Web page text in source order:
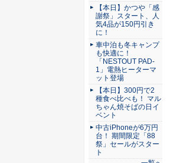
【本日】かつや「感
謝祭」スタート、人
気4品が150円引き
に！
車中泊も冬キャンプ
も快適に！
「NESTOUT PAD-
1」電熱ヒーターマ
ット登場
【本日】300円で2
種食べ比べも！ マル
ちゃん焼そばの日イ
ベント
中古iPhoneが6万円
台！ 期間限定「88
祭」セールがスター
ト